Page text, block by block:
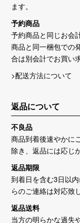
ます。
予約商品
予約商品と同じお会
商品と同一梱包での
合は別会計でお買い
>配送方法について
返品について
不良品
商品到着後速やかに
除き、返品には応じ
返品期限
到着日を含む3日以
らのご連絡は対応致
返品送料
当方の明らかな過失